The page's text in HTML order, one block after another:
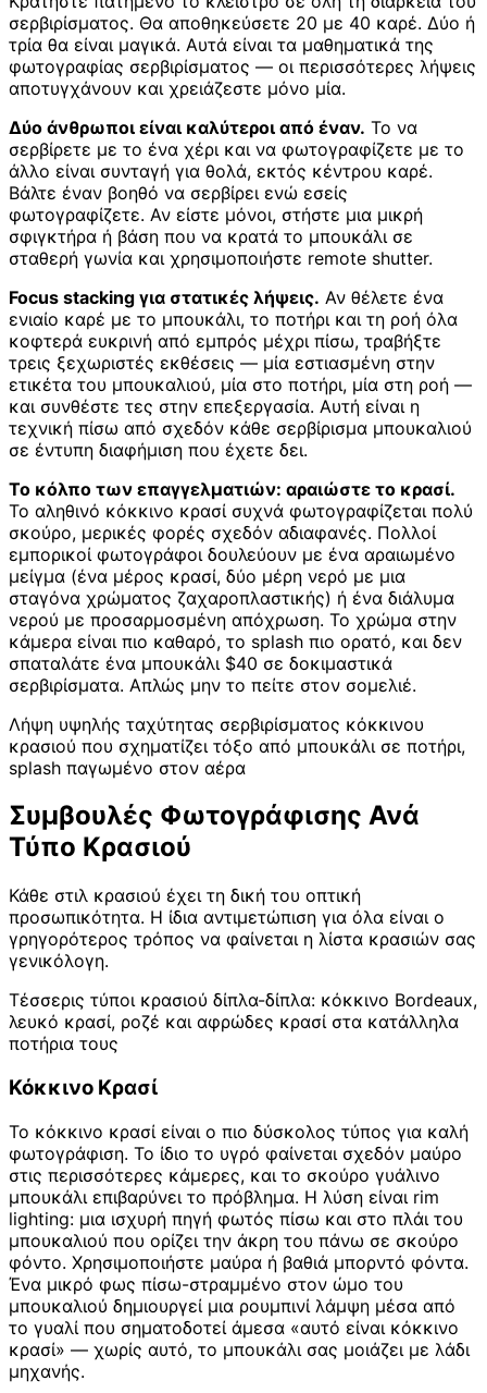
σερβιρίσματος. Θα αποθηκεύσετε 20 με 40 καρέ. Δύο ή
τρία θα είναι μαγικά. Αυτά είναι τα μαθηματικά της
φωτογραφίας σερβιρίσματος — οι περισσότερες λήψεις
αποτυγχάνουν και χρειάζεστε μόνο μία.
Δύο άνθρωποι είναι καλύτεροι από έναν. Το να
σερβίρετε με το ένα χέρι και να φωτογραφίζετε με το
άλλο είναι συνταγή για θολά, εκτός κέντρου καρέ.
Βάλτε έναν βοηθό να σερβίρει ενώ εσείς
φωτογραφίζετε. Αν είστε μόνοι, στήστε μια μικρή
σφιγκτήρα ή βάση που να κρατά το μπουκάλι σε
σταθερή γωνία και χρησιμοποιήστε remote shutter.
Focus stacking για στατικές λήψεις. Αν θέλετε ένα
ενιαίο καρέ με το μπουκάλι, το ποτήρι και τη ροή όλα
κοφτερά ευκρινή από εμπρός μέχρι πίσω, τραβήξτε
τρεις ξεχωριστές εκθέσεις — μία εστιασμένη στην
ετικέτα του μπουκαλιού, μία στο ποτήρι, μία στη ροή —
και συνθέστε τες στην επεξεργασία. Αυτή είναι η
τεχνική πίσω από σχεδόν κάθε σερβίρισμα μπουκαλιού
σε έντυπη διαφήμιση που έχετε δει.
Το κόλπο των επαγγελματιών: αραιώστε το κρασί.
Το αληθινό κόκκινο κρασί συχνά φωτογραφίζεται πολύ
σκούρο, μερικές φορές σχεδόν αδιαφανές. Πολλοί
εμπορικοί φωτογράφοι δουλεύουν με ένα αραιωμένο
μείγμα (ένα μέρος κρασί, δύο μέρη νερό με μια
σταγόνα χρώματος ζαχαροπλαστικής) ή ένα διάλυμα
νερού με προσαρμοσμένη απόχρωση. Το χρώμα στην
κάμερα είναι πιο καθαρό, το splash πιο ορατό, και δεν
σπαταλάτε ένα μπουκάλι $40 σε δοκιμαστικά
σερβιρίσματα. Απλώς μην το πείτε στον σομελιέ.
Λήψη υψηλής ταχύτητας σερβιρίσματος κόκκινου
κρασιού που σχηματίζει τόξο από μπουκάλι σε ποτήρι,
splash παγωμένο στον αέρα
Συμβουλές Φωτογράφισης Ανά
Τύπο Κρασιού
Κάθε στιλ κρασιού έχει τη δική του οπτική
προσωπικότητα. Η ίδια αντιμετώπιση για όλα είναι ο
γρηγορότερος τρόπος να φαίνεται η λίστα κρασιών σας
γενικόλογη.
Τέσσερις τύποι κρασιού δίπλα-δίπλα: κόκκινο Bordeaux,
λευκό κρασί, ροζέ και αφρώδες κρασί στα κατάλληλα
ποτήρια τους
Κόκκινο Κρασί
Το κόκκινο κρασί είναι ο πιο δύσκολος τύπος για καλή
φωτογράφιση. Το ίδιο το υγρό φαίνεται σχεδόν μαύρο
στις περισσότερες κάμερες, και το σκούρο γυάλινο
μπουκάλι επιβαρύνει το πρόβλημα. Η λύση είναι rim
lighting: μια ισχυρή πηγή φωτός πίσω και στο πλάι του
μπουκαλιού που ορίζει την άκρη του πάνω σε σκούρο
φόντο. Χρησιμοποιήστε μαύρα ή βαθιά μπορντό φόντα.
Ένα μικρό φως πίσω-στραμμένο στον ώμο του
μπουκαλιού δημιουργεί μια ρουμπινί λάμψη μέσα από
το γυαλί που σηματοδοτεί άμεσα «αυτό είναι κόκκινο
κρασί» — χωρίς αυτό, το μπουκάλι σας μοιάζει με λάδι
μηχανής.